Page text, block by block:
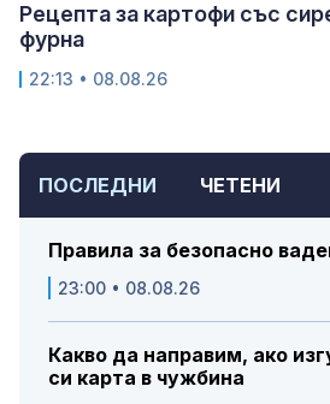
ПОСЛЕДНИ ЧЕТЕНИ
Правила за безопасно
23:00 • 08.08.26
Какво да направим, ако
си карта в чужбина
Рецепта за картофи със
фурна
22:13 • 08.08.26